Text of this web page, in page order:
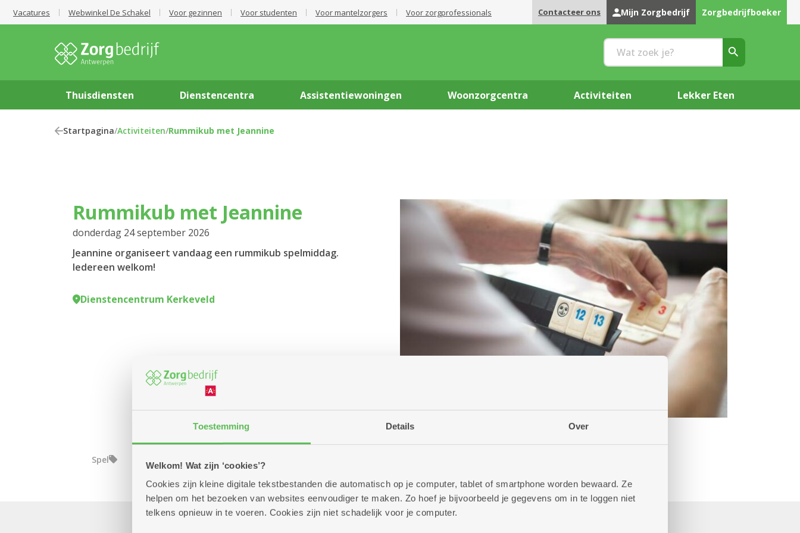
Toestemming Details Over
Welkom! Wat zijn ‘cookies’?
Cookies zijn kleine digitale tekstbestanden die automatisch op je computer, tablet of smartphone worden bewaard. Ze
helpen om het bezoeken van websites eenvoudiger te maken. Zo hoef je bijvoorbeeld je gegevens om in te loggen niet
telkens opnieuw in te voeren. Cookies zijn niet schadelijk voor je computer.
Vacatures Webwinkel De Schakel Voor gezinnen Voor studenten Voor mantelzorgers Voor zorgprofessionals Contacteer ons Mijn Zorgbedrijf Zorgbedrijfboeker
Thuisdiensten Dienstencentra Assistentiewoningen Woonzorgcentra Activiteiten Lekker Eten
Startpagina/Activiteiten/Rummikub met Jeannine
Rummikub met Jeannine
donderdag 24 september 2026
Jeannine organiseert vandaag een rummikub spelmiddag.
Iedereen welkom!
Dienstencentrum Kerkeveld
Spel